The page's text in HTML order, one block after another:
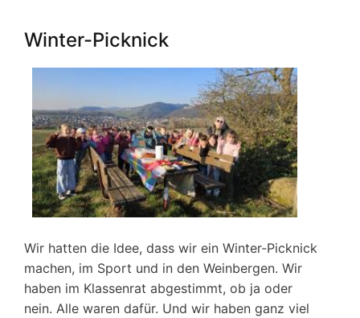
Faschingsfeier
Winter-Picknick
Wir hatten die Idee, dass wir ein Winter-Picknick
machen, im Sport und in den Weinbergen. Wir
haben im Klassenrat abgestimmt, ob ja oder
nein. Alle waren dafür. Und wir haben ganz viel